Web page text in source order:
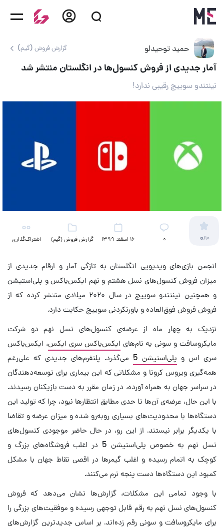
حمید توحیدلو گزارش فروش (گیم)
آمار جدیدی از فروش کنسول‌ها در انگلستان منتشر شد
نینتندو سوییچ رقیبی ندارد!
0/10 ۰ 16 اسفند 1399 گزارش فروش (گیم) اشتراک‌گذاری
انجمن بازی‌های ویدیویی انگلستان به تازگی آمار و ارقام جدیدی از
میزان فروش کنسول‌های نسل هشتم و نهم ایکس‌باکس و پلی‌استیشن
و همچنین نینتندو سوییچ در سال ۲۰۲۰ میلادی منتشر کرده که از
فروش فروش فوق‌العاده و باورنکردنی سوییچ حکایت دارد.
نزدیک به چهار ماه از عرضه‌ی کنسول‌های نسل نهم دو شرکت
مایکروسافت و سونی به نام‌های ایکس‌باکس سری ایکس، ایکس‌باکس
سری اس و پلی‌استیشن 5
می‌گذرد. پلتفرم‌های جدیدی که علی‌رغم
همه‌گیری ویروس کرونا و مشکلاتی که این بیماری برای توسعه‌دهندگان
در سراسر جهان به همراه آورده، در زمان مقرر به دست بازیکنان رسیدند.
با این حال، عرضه‎‌ی آن‌ها تا حدی مطابق انتظارها نبود، چرا که تولید این
دستگاه‌ها با محدودیت‌های بسیاری روبه‌رو شده و میزان عرضه و تقاضا
با یکدیگر برابر نیستند. از این رو، در حال حاضر موجودی کنسول‌های
نسل نهم به خصوص پلی‌استیشن 5 در اغلب فروشگاه‌های بزرگ و
کوچک به اتمام رسیده و اغلب گیمرها در اقصی نقاط جهان با مشکل
کمبود این دستگاه‌ها دست پنجه نرم می‌کنند.
با وجود تمامی این مشکلات، گزارش‌ها نشان می‌دهد که فروش
کنسول‌های نسل نهم به رقم قابل توجهی رسیده و موفقیت‌های بزرگی را
برای مایکروسافت و سونی رقم زده‌اند. بر اساس جدیدترین گزارش‌های